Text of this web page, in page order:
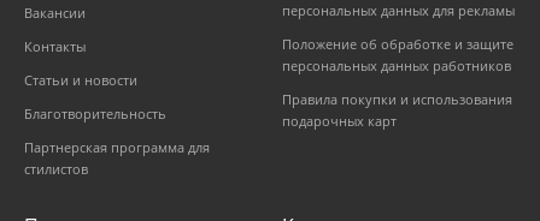
Вакансии
Контакты
Статьи и новости
Благотворительность
Партнерская программа для
стилистов
персональных данных для рекламы
Положение об обработке и защите
персональных данных работников
Правила покупки и использования
подарочных карт